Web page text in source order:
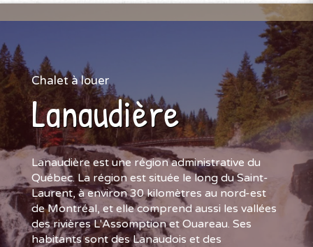
Chalet à louer
Lanaudière
Lanaudière est une région administrative du
Québec. La région est située le long du Saint-
Laurent, à environ 30 kilomètres au nord-est
de Montréal, et elle comprend aussi les vallées
des rivières L'Assomption et Ouareau. Ses
habitants sont des Lanaudois et des